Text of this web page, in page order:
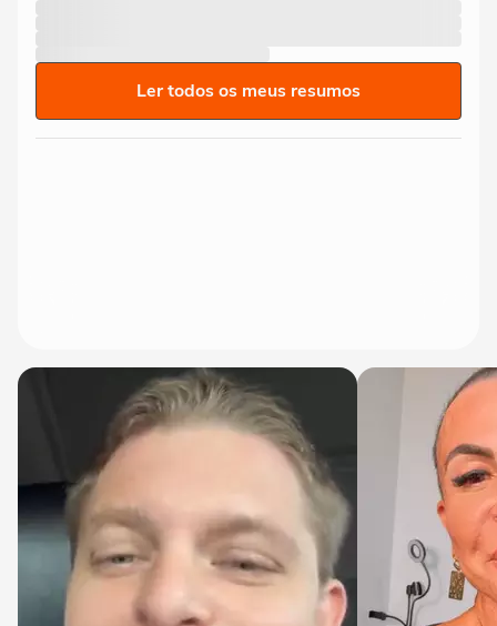
Ler todos os meus resumos